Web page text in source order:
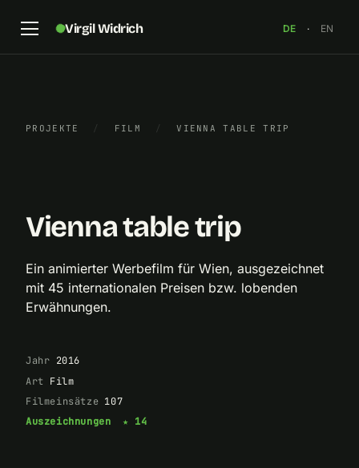
Virgil Widrich DE · EN
PROJEKTE / FILM / VIENNA TABLE TRIP
Vienna table trip
Ein animierter Werbefilm für Wien, ausgezeichnet
mit 45 internationalen Preisen bzw. lobenden
Erwähnungen.
Jahr 2016
Art
Film
Filmeinsätze 107
Auszeichnungen
★ 14